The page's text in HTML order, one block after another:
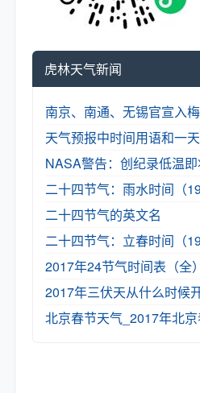
虎林天气新闻
南京、南通、无锡官宣入梅
天气预报中时间用语和一
NASA警告：创纪录低温
二十四节气：雨水时间（
二十四节气的英文名
二十四节气：立春时间（
2017年24节气时间表（全）
2017年三伏天从什么时候
北京春节天气_2017年北